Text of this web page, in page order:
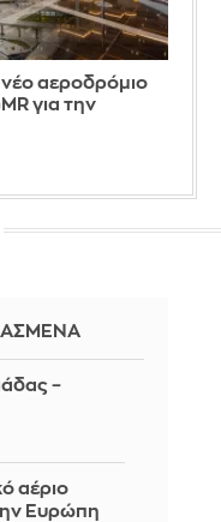
αεροδρόμιο
για την
–
αέριο
Ευρώπη